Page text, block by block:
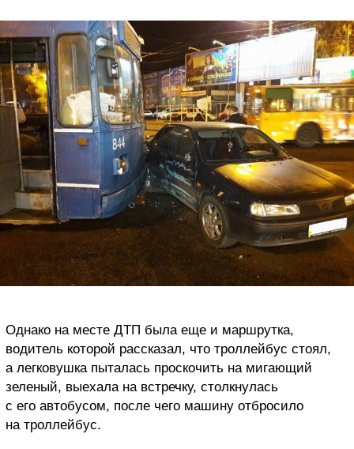
Однако на месте ДТП была еще и маршрутка,
водитель которой рассказал, что троллейбус стоял,
а легковушка пыталась проскочить на мигающий
зеленый, выехала на встречку, столкнулась
с его автобусом, после чего машину отбросило
на троллейбус.